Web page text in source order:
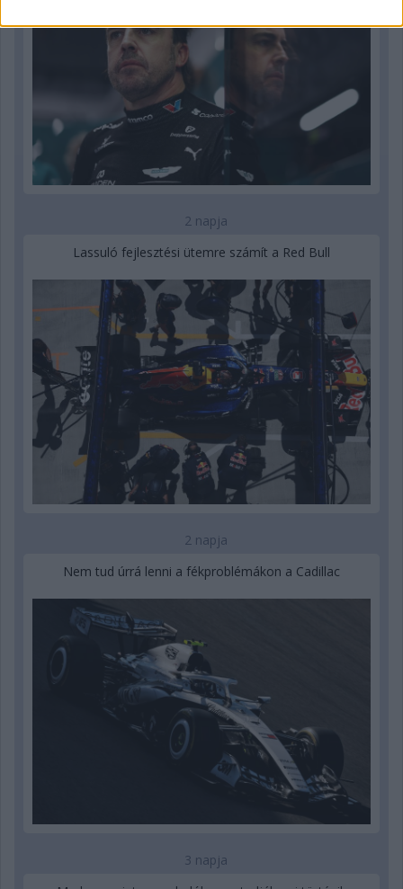
2 napja
Lassuló fejlesztési ütemre számít a Red Bull
2 napja
Nem tud úrrá lenni a fékproblémákon a Cadillac
3 napja